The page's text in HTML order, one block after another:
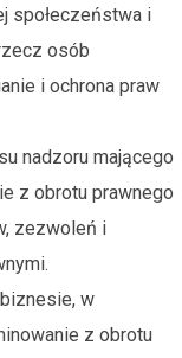
społeczeństwa i
osób
i ochrona praw
nadzoru mającego
z obrotu prawnego
zezwoleń i
w
z obrotu